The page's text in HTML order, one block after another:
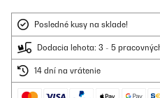
Posledné kusy na sklade!
Dodacia lehota: 3 - 5
14 dní na vrátenie